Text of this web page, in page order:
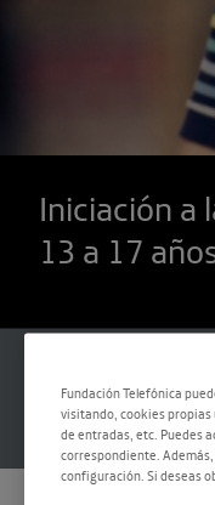
Iniciación a
13 a 17
Espacio
C/
Fundación Telefónica
visitando, cookies
de entradas, etc. Puedes
correspondiente.
configuración. Si deseas